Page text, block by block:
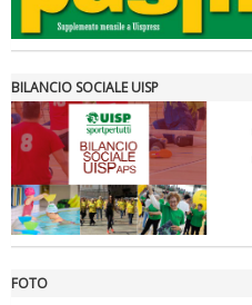
Ddl Lobby, Uisp: “Il Parlamento
BILANCIO SOCIALE UISP
FOTO